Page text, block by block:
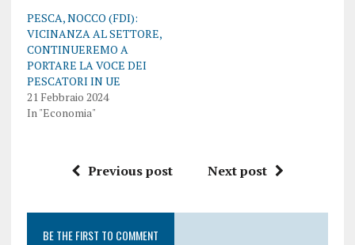
PESCA, NOCCO (FDI):
VICINANZA AL SETTORE,
CONTINUEREMO A
PORTARE LA VOCE DEI
PESCATORI IN UE
21 Febbraio 2024
In "Economia"
Previous post Next post
BE THE FIRST TO COMMENT